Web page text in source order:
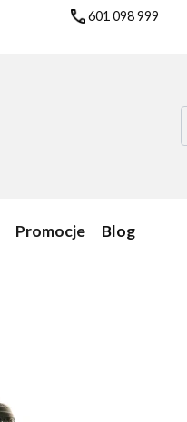
601 098 999
Promocje Blog